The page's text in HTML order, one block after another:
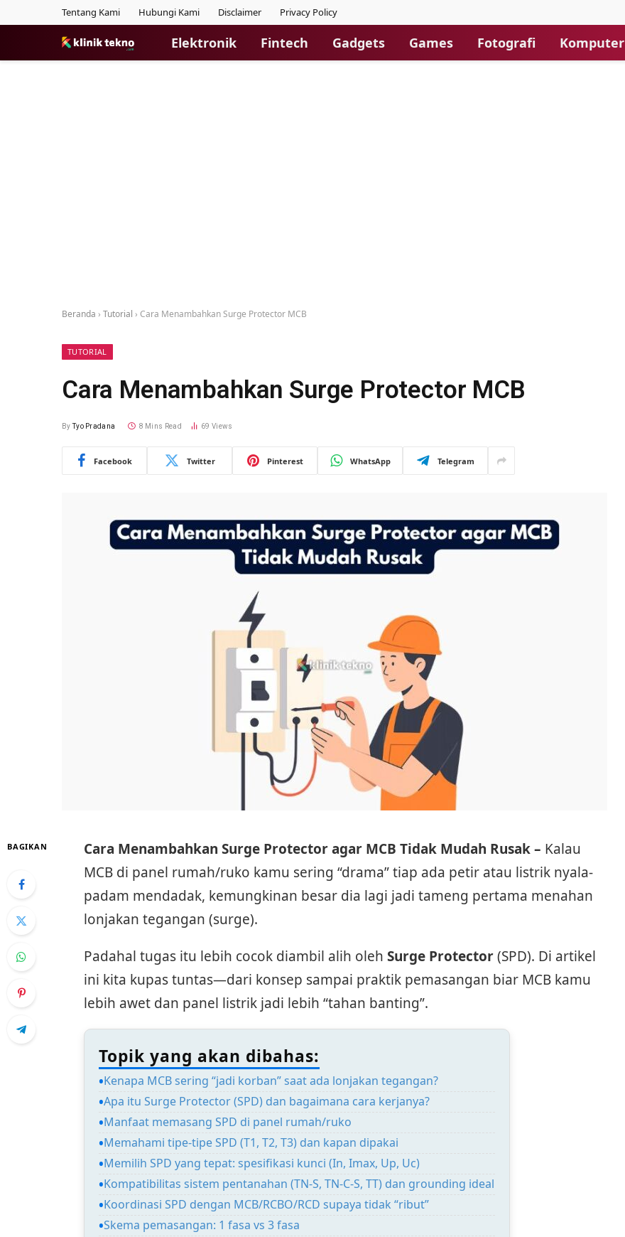
Tentang Kami Hubungi Kami Disclaimer Privacy Policy
Elektronik Fintech Gadgets Games Fotografi Komputer
Beranda › Tutorial › Cara Menambahkan Surge Protector MCB
TUTORIAL
Cara Menambahkan Surge Protector MCB
By Tyo Pradana 8 Mins Read 69Views
Facebook Twitter Pinterest WhatsApp Telegram
BAGIKAN Cara Menambahkan Surge Protector agar MCB Tidak Mudah Rusak – Kalau
MCB di panel rumah/ruko kamu sering “drama” tiap ada petir atau listrik nyala-
padam mendadak, kemungkinan besar dia lagi jadi tameng pertama menahan
lonjakan tegangan (surge).
Padahal tugas itu lebih cocok diambil alih oleh Surge Protector(SPD). Di artikel
ini kita kupas tuntas—dari konsep sampai praktik pemasangan biar MCB kamu
lebih awet dan panel listrik jadi lebih “tahan banting”.
Topik yang akan dibahas:
Kenapa MCB sering “jadi korban” saat ada lonjakan tegangan?
Apa itu Surge Protector (SPD) dan bagaimana cara kerjanya?
Manfaat memasang SPD di panel rumah/ruko
Memahami tipe-tipe SPD (T1, T2, T3) dan kapan dipakai
Memilih SPD yang tepat: spesifikasi kunci (In, Imax, Up, Uc)
Kompatibilitas sistem pentanahan (TN-S, TN-C-S, TT) dan grounding ideal
Koordinasi SPD dengan MCB/RCBO/RCD supaya tidak “ribut”
Skema pemasangan: 1 fasa vs 3 fasa